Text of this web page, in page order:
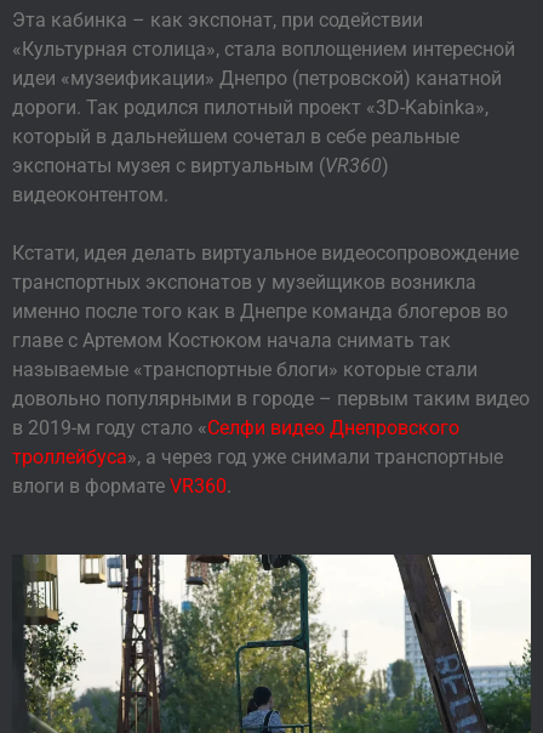
Эта кабинка – как экспонат, при содействии
«Культурная столица», стала воплощением интересной
идеи «музеификации» Днепро (петровской) канатной
дороги. Так родился пилотный проект «3D-Kabinka»,
который в дальнейшем сочетал в себе реальные
экспонаты музея с виртуальным (VR360)
видеоконтентом.
Кстати, идея делать виртуальное видеосопровождение
транспортных экспонатов у музейщиков возникла
именно после того как в Днепре команда блогеров во
главе с Артемом Костюком начала снимать так
называемые «транспортные блоги» которые стали
довольно популярными в городе – первым таким видео
в 2019-м году стало «Селфи видео Днепровского
троллейбуса», а через год уже снимали транспортные
влоги в формате VR360.